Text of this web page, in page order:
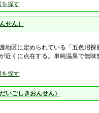
探す
せん）
地区に定められている「五色沼
近くに点在する。単純温泉で無
探す
いごしきおんせん）